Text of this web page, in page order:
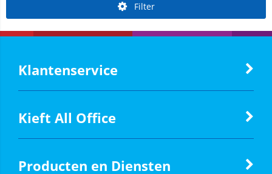
Filter
Klantenservice
Kieft All Office
Producten en Diensten